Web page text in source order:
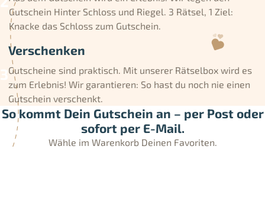
Gutschein Hinter Schloss und Riegel. 3 Rätsel, 1 Ziel:
Knacke das Schloss zum Gutschein.
Verschenken
Gutscheine sind praktisch. Mit unserer Rätselbox wird es
zum Erlebnis! Wir garantieren: So hast du noch nie einen
Gutschein verschenkt.
So kommt Dein Gutschein an – per Post oder
sofort per E-Mail.
Wähle im Warenkorb Deinen Favoriten.